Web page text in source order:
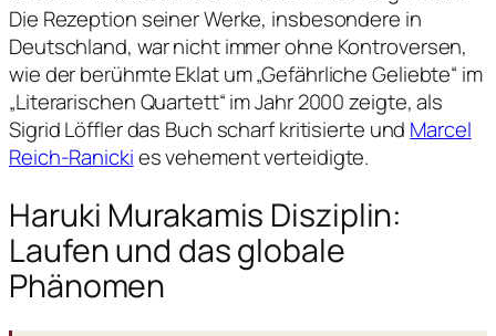
Die Rezeption seiner Werke, insbesondere in
Deutschland, war nicht immer ohne Kontroversen,
wie der berühmte Eklat um „Gefährliche Geliebte“ im
„Literarischen Quartett“ im Jahr 2000 zeigte, als
Sigrid Löffler das Buch scharf kritisierte und Marcel
Reich-Ranickies vehement verteidigte.
Haruki Murakamis Disziplin:
Laufen und das globale
Phänomen